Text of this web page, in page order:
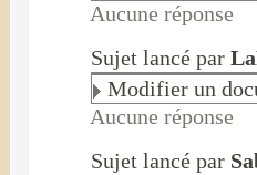
Aucune réponse
Sujet lancé par
Modifier un
Aucune réponse
Sujet lancé par